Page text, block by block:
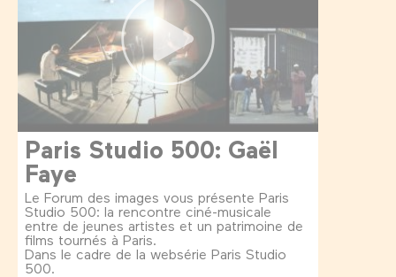
Paris Studio 500: Gaël
Faye
Le Forum des images vous présente Paris
Studio 500: la rencontre ciné-musicale
entre de jeunes artistes et un patrimoine de
films tournés à Paris.
Dans le cadre de la websérie Paris Studio
500.